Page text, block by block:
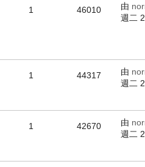
1 46010 由
週二
1 44317 由
週二
1 42670 由
週二